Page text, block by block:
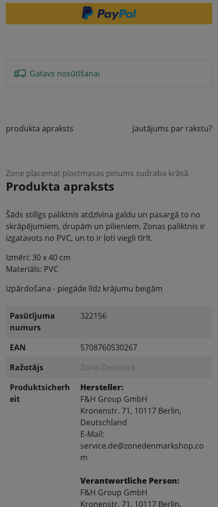
Gatavs nosūtīšanai
produkta apraksts Jautājums par rakstu?
Zone placemat plastmasas pinums sudraba krāsā
Produkta apraksts
Šāds stilīgs paliktnis atdzīvina galdu un pasargā to no
skrāpējumiem, drupām un pilieniem. Zonas paliktnis ir
izgatavots no PVC, un to ir ļoti viegli tīrīt.
Izmēri: 30 x 40 cm
Materiāls: PVC
Izpārdošana - piegāde līdz krājumu beigām
Pasūtījuma
numurs
322156
EAN
5708760530267
Ražotājs
Zone-Denmark
Produktsicherh
eit
Hersteller:
F&H Group GmbH
Kronenstr. 71, 10117 Berlin,
Deutschland
E-Mail:
service.de@zonedenmarkshop.co
m
Verantwortliche Person:
F&H Group GmbH
Kronenstr. 71, 10117 Berlin,